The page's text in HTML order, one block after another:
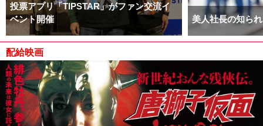
投票アプリ「TIPSTAR」がファン交流イ
ベント開催
美人社長の知ら
配給映画